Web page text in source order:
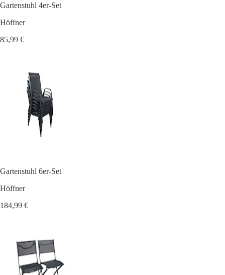
Gartenstuhl 4er-Set
Höffner
85,99 €
Gartenstuhl 6er-Set
Höffner
184,99 €